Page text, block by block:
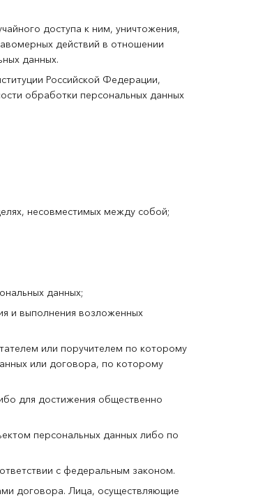
доступа к ним, уничтожения,
действий в отношении
данных.
Российской Федерации,
обработки персональных данных
несовместимых между собой;
данных;
и выполнения возложенных
или поручителем по которому
или договора, по которому
для достижения общественно
персональных данных либо по
с федеральным законом.
договора. Лица, осуществляющие